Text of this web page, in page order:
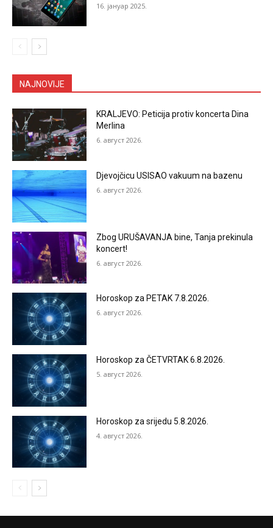
16. јануар 2025.
NAJNOVIJE
KRALJEVO: Peticija protiv koncerta Dina
Merlina
6. август 2026.
Djevojčicu USISAO vakuum na bazenu
6. август 2026.
Zbog URUŠAVANJA bine, Tanja prekinula
koncert!
6. август 2026.
Horoskop za PETAK 7.8.2026.
6. август 2026.
Horoskop za ČETVRTAK 6.8.2026.
5. август 2026.
Horoskop za srijedu 5.8.2026.
4. август 2026.